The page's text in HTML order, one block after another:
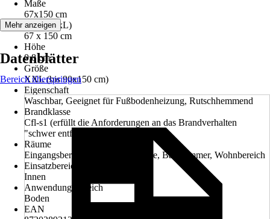
Maße
67x150 cm
Maße (BxL)
67 x 150 cm
Höhe
0,8 cm
Größe
XXL (bis 90x150 cm)
Eigenschaft
Waschbar, Geeignet für Fußbodenheizung, Rutschhemmend
Brandklasse
Cfl-s1 (erfüllt die Anforderungen an das Brandverhalten
"schwer entflammbar")
Räume
Eingangsbereich, Empfang, Küche, Badezimmer, Wohnbereich
Einsatzbereich
Innen
Anwendungsbereich
Boden
EAN
Mehr anzeigen
Datenblätter
Bereich überspringen